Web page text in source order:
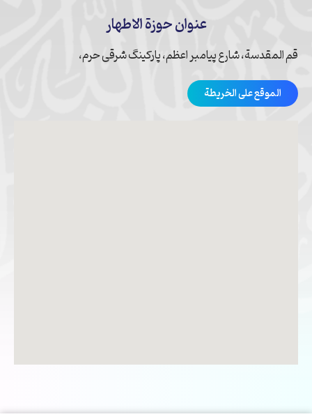
عنوان حوزة الاطهار
قم المقدسة، شارع پیامبر اعظم، پارکینگ شرقی حرم،
الموقع على الخريطة